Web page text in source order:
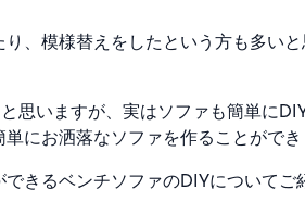
、模様替えをしたという方も多い
思いますが、実はソファも簡単に
にお洒落なソファを作ることができ
きるベンチソファのDIYについてご